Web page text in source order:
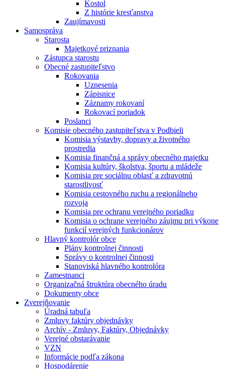
Kostol
Z histórie kresťanstva
Zaujímavosti
Samospráva
Starosta
Majetkové priznania
Zástupca starostu
Obecné zastupiteľstvo
Rokovania
Uznesenia
Zápisnice
Záznamy rokovaní
Rokovací poriadok
Poslanci
Komisie obecného zastupiteľstva v Podbieli
Komisia výstavby, dopravy a životného
prostredia
Komisia finančná a správy obecného majetku
Komisia kultúry, školstva, športu a mládeže
Komisia pre sociálnu oblasť a zdravotnú
starostlivosť
Komisia cestovného ruchu a regionálneho
rozvoja
Komisia pre ochranu verejného poriadku
Komisia o ochrane verejného záujmu pri výkone
funkcií verejných funkcionárov
Hlavný kontrolór obce
Plány kontrolnej činnosti
Správy o kontrolnej činnosti
Stanoviská hlavného kontrolóra
Zamestnanci
Organizačná štruktúra obecného úradu
Dokumenty obce
Zverejňovanie
Úradná tabuľa
Zmluvy faktúry objednávky
Archív - Zmluvy, Faktúry, Objednávky
Verejné obstarávanie
VZN
Informácie podľa zákona
Hospodárenie